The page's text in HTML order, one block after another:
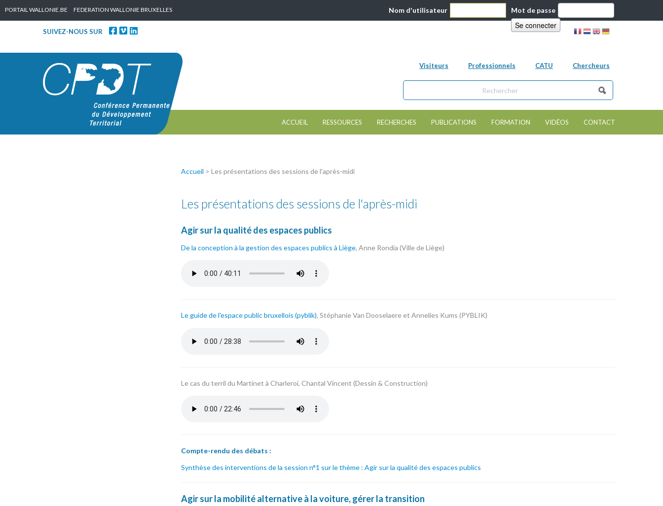
PORTAIL WALLONIE.BE FEDERATION WALLONIE BRUXELLES Nom d'utilisateur Mot de passe
SUIVEZ-NOUS SUR
Visiteurs Professionnels CATU Chercheurs
Formulaire de recherche
Chercher dans ce site
ACCUEIL RESSOURCES RECHERCHES PUBLICATIONS FORMATION VIDÉOS CONTACT
Accueil > Les présentations des sessions de l'après-midi
Les présentations des sessions de l'après-midi
Agir sur la qualité des espaces publics
De la conception à la gestion des espaces publics à Liège, Anne Rondia (Ville de Liège)
anne_rondia.mp3
Le guide de l'espace public bruxellois (pyblik), Stéphanie Van Dooselaere et Annelies Kums (PYBLIK)
stephanie_van_dooselaere_et_annelies_kums_pyblik.mp3
Le cas du terril du Martinet à Charleroi, Chantal Vincent (Dessin & Construction)
chantal_vincent.mp3
Compte-rendu des débats :
Synthèse des interventions de la session n°1 sur le thème : Agir sur la qualité des espaces publics
Agir sur la mobilité alternative à la voiture, gérer la transition